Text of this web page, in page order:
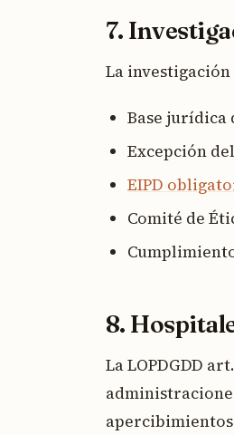
7.
La
Base jurídica
Excepción
EIPD
Comité de
8.
La LOPDGDD
apercibimientos